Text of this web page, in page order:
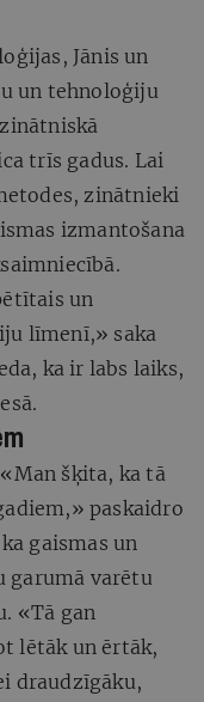
Jānis un
un tehnoloģiju
trīs gadus. Lai
zinātnieki
izmantošana
un
līmenī,» saka
ka ir labs laiks,
šķita, ka tā
paskaidro
gaismas un
garumā varētu
«Tā gan
lētāk un ērtāk,
draudzīgāku,